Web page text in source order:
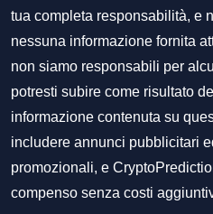
tua completa responsabilità, e
nessuna informazione fornita
non siamo responsabili per
potresti subire come risultato
informazione contenuta su
includere annunci pubblicitari
promozionali, e
compenso senza costi